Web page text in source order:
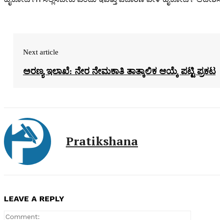
Next article
ಅರಣ್ಯ ಇಲಾಖೆ: ನೇರ ನೇಮಕಾತಿ ತಾತ್ಕಾಲಿಕ ಆಯ್ಕೆ ಪಟ್ಟಿ ಪ್ರಕಟ
Pratikshana
LEAVE A REPLY